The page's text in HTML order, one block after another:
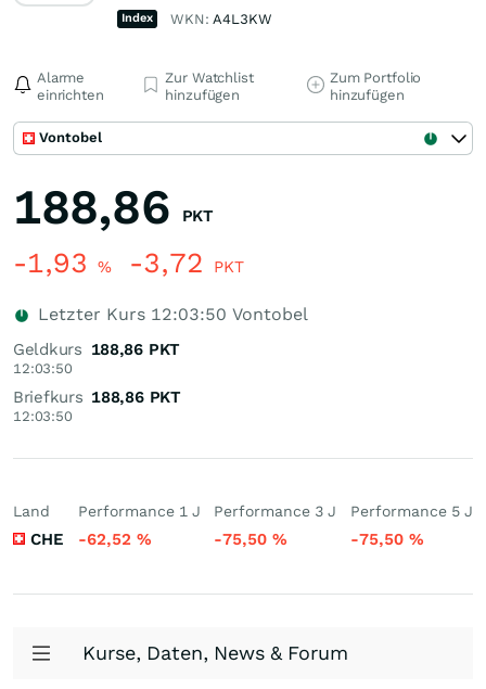
Index WKN:A4L3KW
Alarme
einrichten
Zur Watchlist
hinzufügen
Zum Portfolio
hinzufügen
Vontobel
188,86 PKT
-1,93 % -3,72 PKT
Letzter Kurs 12:03:50 Vontobel
Geldkurs
12:03:50
188,86 PKT
Briefkurs
12:03:50
188,86 PKT
Land
CHE
Performance 1 J
-62,52 %
Performance 3 J
-75,50%
Performance 5 J
-75,50 %
Kurse, Daten, News & Forum